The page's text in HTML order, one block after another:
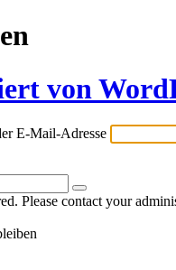
von
E-Mail-Adresse
Please contact your